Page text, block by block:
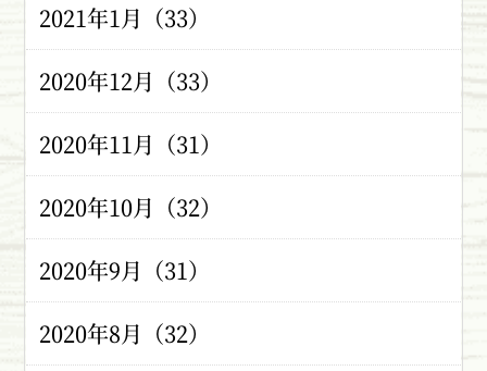
2021年1月（33）
2020年12月（33）
2020年11月（31）
2020年10月（32）
2020年9月（31）
2020年8月（32）